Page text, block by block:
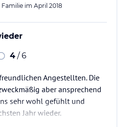
Familie im April 2018
4 / 6
Angestellten. Die
aber ansprechend
sehr wohl gefühlt und
Jahr wieder.